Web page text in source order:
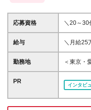
応募資格
＼20～30
経験歓迎 ■学歴不問 ＼過
ン、ホテ
躍して
がある」
て、新し
給与
＼月給25
ンセンティブ支給／ ※頑
ティブを
際は別途
勤務地
＜東京・愛知
都渋谷区
■名古屋
44 ＧＳ名駅南ビル2
央区道修
後は関連
PR
インタビ